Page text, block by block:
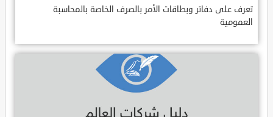
تعرف على دفاتر وبطاقات الأمر بالصرف الخاصة بالمحاسبة
العمومية